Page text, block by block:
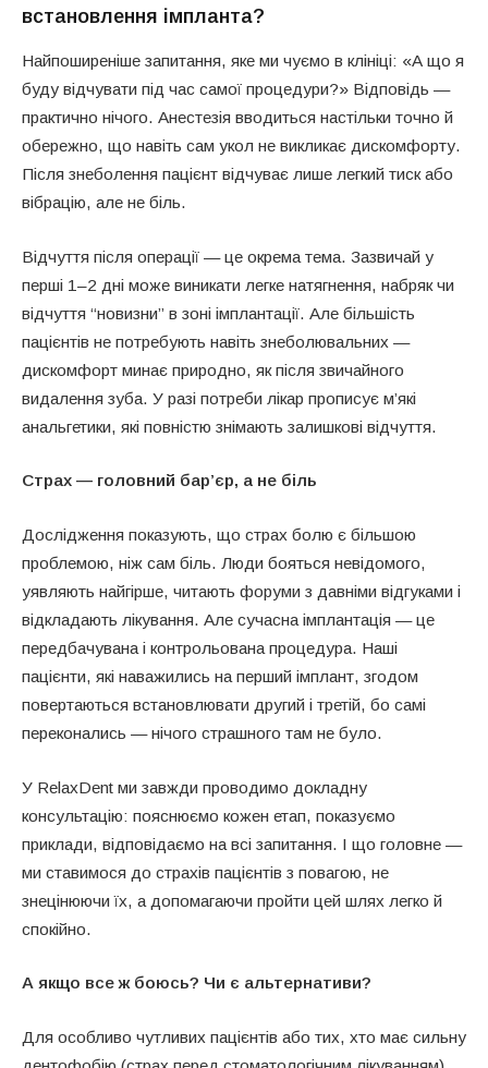
встановлення імпланта?
Найпоширеніше запитання, яке ми чуємо в клініці: «А що я
буду відчувати під час самої процедури?» Відповідь —
практично нічого. Анестезія вводиться настільки точно й
обережно, що навіть сам укол не викликає дискомфорту.
Після знеболення пацієнт відчуває лише легкий тиск або
вібрацію, але не біль.
Відчуття після операції — це окрема тема. Зазвичай у
перші 1–2 дні може виникати легке натягнення, набряк чи
відчуття “новизни” в зоні імплантації. Але більшість
пацієнтів не потребують навіть знеболювальних —
дискомфорт минає природно, як після звичайного
видалення зуба. У разі потреби лікар прописує м’які
анальгетики, які повністю знімають залишкові відчуття.
Страх — головний бар’єр, а не біль
Дослідження показують, що страх болю є більшою
проблемою, ніж сам біль. Люди бояться невідомого,
уявляють найгірше, читають форуми з давніми відгуками і
відкладають лікування. Але сучасна імплантація — це
передбачувана і контрольована процедура. Наші
пацієнти, які наважились на перший імплант, згодом
повертаються встановлювати другий і третій, бо самі
переконались — нічого страшного там не було.
У RelaxDent ми завжди проводимо докладну
консультацію: пояснюємо кожен етап, показуємо
приклади, відповідаємо на всі запитання. І що головне —
ми ставимося до страхів пацієнтів з повагою, не
знецінюючи їх, а допомагаючи пройти цей шлях легко й
спокійно.
А якщо все ж боюсь? Чи є альтернативи?
Для особливо чутливих пацієнтів або тих, хто має сильну